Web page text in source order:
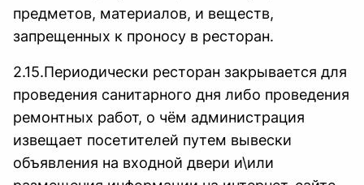
предметов, материалов, и веществ,
запрещенных к проносу в ресторан.
2.15.Периодически ресторан закрывается для
проведения санитарного дня либо проведения
ремонтных работ, о чём администрация
извещает посетителей путем вывески
объявления на входной двери и\или